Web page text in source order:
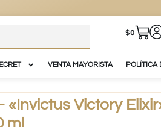
$0
VENTA MAYORISTA POLÍTICA
«Invictus Victory
ml